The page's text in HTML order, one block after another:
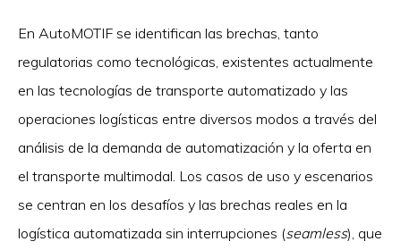
En AutoMOTIF se identifican las brechas, tanto
regulatorias como tecnológicas, existentes actualmente
en las tecnologías de transporte automatizado y las
operaciones logísticas entre diversos modos a través del
análisis de la demanda de automatización y la oferta en
el transporte multimodal. Los casos de uso y escenarios
se centran en los desafíos y las brechas reales en la
logística automatizada sin interrupciones (seamless), que